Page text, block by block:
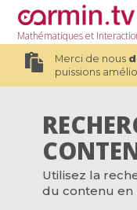
Mathématiqueset
Merci de nous
puissions
Utilisez la
du contenu en